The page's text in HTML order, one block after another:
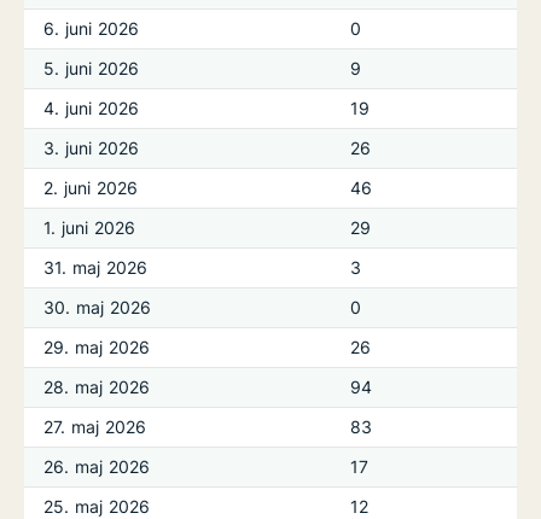
6. juni 2026
0
5. juni 2026
9
4. juni 2026
19
3. juni 2026
26
2. juni 2026
46
1. juni 2026
29
31. maj 2026
3
30. maj 2026
0
29. maj 2026
26
28. maj 2026
94
27. maj 2026
83
26. maj 2026
17
25. maj 2026
12